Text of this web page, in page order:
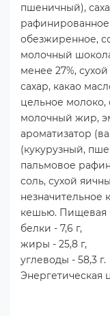
пшеничный),
обезжиренное,
молочный
менее 27%,
сахар, какао
цельное молоко,
молочный жир,
ароматизатор
(кукурузный,
пальмовое
соль, сухой
незначительное
кешью. Пищевая
белки - 7,6 г,
жиры - 25,8 г,
углеводы - 58,3 г.
Энергетическая